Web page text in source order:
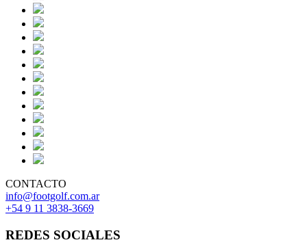
CONTACTO
info@footgolf.com.ar
+54 9 11 3838-3669
REDES SOCIALES